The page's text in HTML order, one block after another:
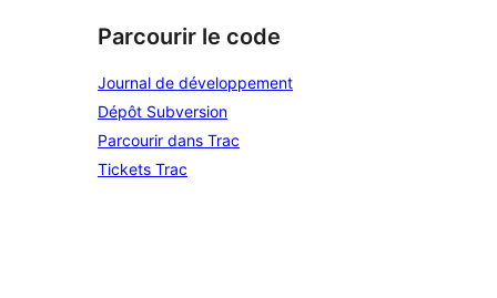
Parcourir le code
Journal de développement
Dépôt Subversion
Parcourir dans Trac
Tickets Trac